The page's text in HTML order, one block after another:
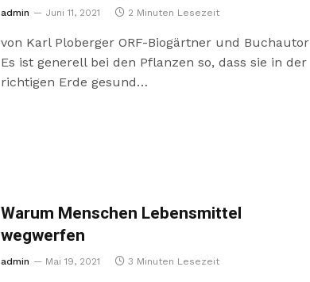
admin Juni 11, 2021 2 Minuten Lesezeit
von Karl Ploberger ORF-Biogärtner und Buchautor
Es ist generell bei den Pflanzen so, dass sie in der
richtigen Erde gesund…
Warum Menschen Lebensmittel
wegwerfen
admin Mai 19, 2021 3 Minuten Lesezeit